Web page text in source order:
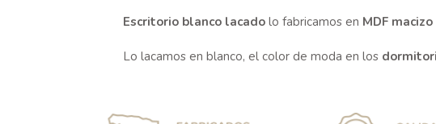
Escritorio blanco lacado lo fabricamos en MDF macizo
Lo lacamos en blanco, el color de moda en los